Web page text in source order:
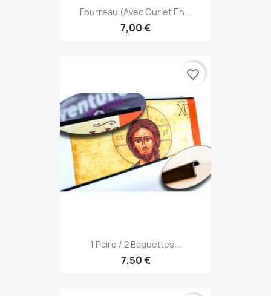
Fourreau (avec Ourlet En...
7,00 €
1 Paire / 2 Baguettes...
7,50 €
favorite_border